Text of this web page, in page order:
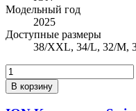
Модельный год
2025
Доступные размеры
38/XXL, 34/L, 32/M,
В корзину